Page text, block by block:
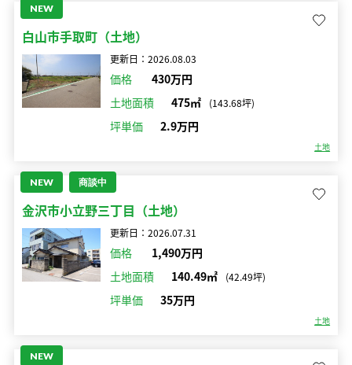
NEW
白山市手取町（土地）
更新日：2026.08.03
価格
430万円
土地面積
475㎡ (143.68坪)
坪単価 2.9万円
土地
NEW 商談中
金沢市小立野三丁目（土地）
更新日：2026.07.31
価格
1,490万円
土地面積
140.49㎡ (42.49坪)
坪単価 35万円
土地
NEW